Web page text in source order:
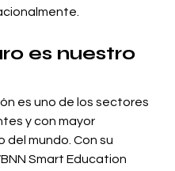
es nuestro
es uno de los sectores
y con mayor
del mundo. Con su
Smart Education